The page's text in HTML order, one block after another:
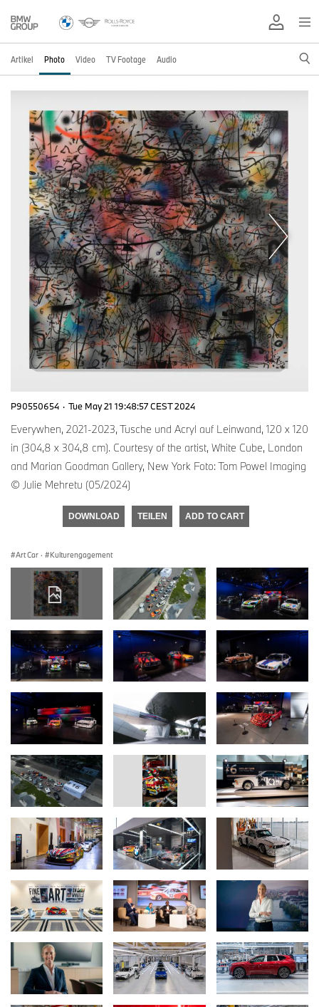
Artikel Photo Video TV Footage Audio
P90550654 · Tue May 21 19:48:57 CEST 2024
Everywhen, 2021-2023, Tusche und Acryl auf Leinwand, 120 x 120
in (304,8 x 304,8 cm). Courtesy of the artist, White Cube, London
and Marian Goodman Gallery, New York Foto: Tom Powel Imaging
© Julie Mehretu (05/2024)
DOWNLOAD TEILEN ADD TO CART
Art Car · Kulturengagement